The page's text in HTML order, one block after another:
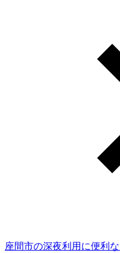
座間市の深夜利用に便利